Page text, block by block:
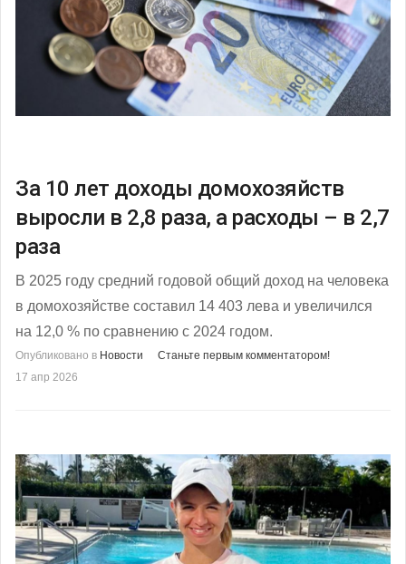
За 10 лет доходы домохозяйств
выросли в 2,8 раза, а расходы – в 2,7
раза
В 2025 году средний годовой общий доход на человека
в домохозяйстве составил 14 403 лева и увеличился
на 12,0 % по сравнению с 2024 годом.
Опубликовано в Новости
Станьте первым комментатором!
17 апр 2026